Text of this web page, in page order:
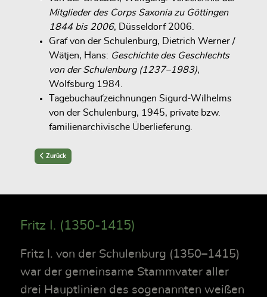
Mitglieder des Corps Saxonia zu Göttingen
1844 bis 2006, Düsseldorf 2006.
Graf von der Schulenburg, Dietrich Werner /
Wätjen, Hans: Geschichte des Geschlechts
von der Schulenburg (1237–1983),
Wolfsburg 1984.
Tagebuchaufzeichnungen Sigurd-Wilhelms
von der Schulenburg, 1945, private bzw.
familienarchivische Überlieferung.
Previous article: Wilhelm Christoph Daniel Sigurd (1882-1956)
Zurück
Fritz I. (1350-1415)
Fritz I. von der Schulenburg (1350–1415)
war der gemeinsame Stammvater aller
drei Hauptlinien des sogenannten weißen